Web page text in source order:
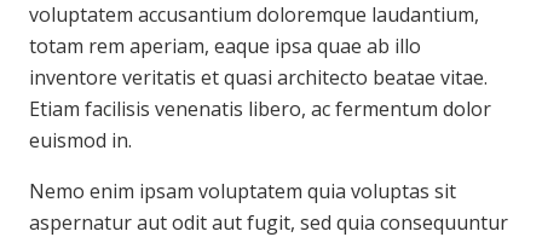
voluptatem accusantium doloremque laudantium,
totam rem aperiam, eaque ipsa quae ab illo
inventore veritatis et quasi architecto beatae vitae.
Etiam facilisis venenatis libero, ac fermentum dolor
euismod in.
Nemo enim ipsam voluptatem quia voluptas sit
aspernatur aut odit aut fugit, sed quia consequuntur